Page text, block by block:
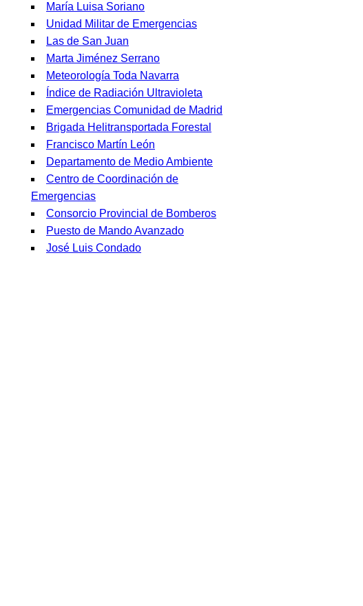
María Luisa Soriano
Unidad Militar de Emergencias
Las de San Juan
Marta Jiménez Serrano
Meteorología Toda Navarra
Índice de Radiación Ultravioleta
Emergencias Comunidad de Madrid
Brigada Helitransportada Forestal
Francisco Martín León
Departamento de Medio Ambiente
Centro de Coordinación de
Emergencias
Consorcio Provincial de Bomberos
Puesto de Mando Avanzado
José Luis Condado